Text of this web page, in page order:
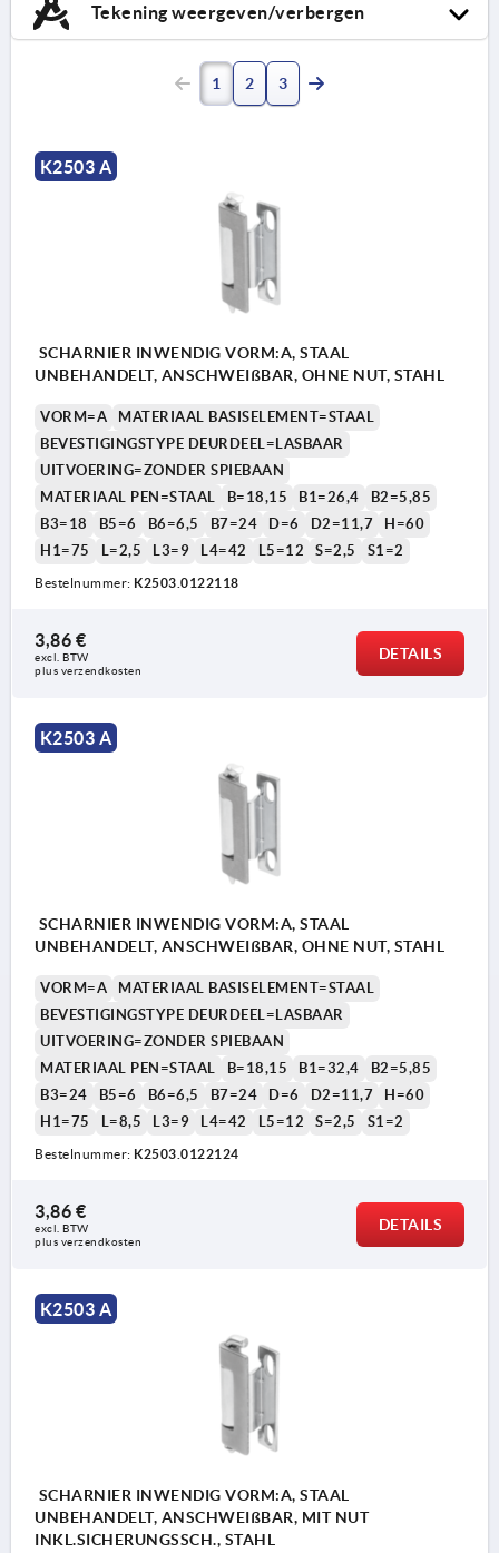
Tekening weergeven/verbergen
2) Uitvoering stift: zonder gleuf
DIN6799
4) Uitvoering stift: met gleuf incl. O-ring
5) Uitvoering stift: zelfborgend
7) Bevestigingstype deurdeel: lasbaar
1 2 3
K2503 A
SCHARNIER INWENDIG VORM:A, STAAL
UNBEHANDELT, ANSCHWEIßBAR, OHNE NUT, STAHL
VORM=A
MATERIAAL BASISELEMENT=STAAL
BEVESTIGINGSTYPE DEURDEEL=LASBAAR
UITVOERING=ZONDER SPIEBAAN
MATERIAAL PEN=STAAL
B=18,15 B1=26,4
B2=5,85
B3=18
B5=6 B6=6,5 B7=24 D=6 D2=11,7
H=60
H1=75
L=2,5 L3=9 L4=42 L5=12 S=2,5 S1=2
Bestelnummer: K2503.0122118
3,86 €
excl. BTW
plus verzendkosten
DETAILS
K2503 A
SCHARNIER INWENDIG VORM:A, STAAL
UNBEHANDELT, ANSCHWEIßBAR, OHNE NUT, STAHL
VORM=A
MATERIAAL BASISELEMENT=STAAL
BEVESTIGINGSTYPE DEURDEEL=LASBAAR
UITVOERING=ZONDER SPIEBAAN
MATERIAAL PEN=STAAL
B=18,15 B1=32,4
B2=5,85
B3=24
B5=6 B6=6,5 B7=24 D=6 D2=11,7
H=60
H1=75
L=8,5 L3=9 L4=42 L5=12 S=2,5 S1=2
Bestelnummer: K2503.0122124
3,86 €
excl. BTW
plus verzendkosten
DETAILS
K2503 A
SCHARNIER INWENDIG VORM:A, STAAL
UNBEHANDELT, ANSCHWEIßBAR, MIT NUT
INKL.SICHERUNGSSCH., STAHL